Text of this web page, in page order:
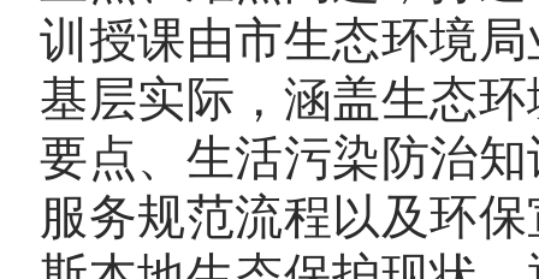
训授课由市生态环境
基层实际，涵盖生态
要点、生活污染防治
服务规范流程以及环